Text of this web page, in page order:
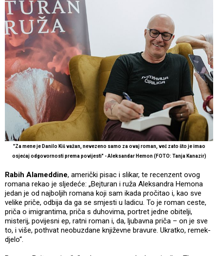
"Za mene je Danilo Kiš važan, nevezeno samo za ovaj roman, već zato što je imao
osjećaj odgovornosti prema povijesti" - Aleksandar Hemon (FOTO: Tanja Kanazir)
Rabih Alameddine, američki pisac i slikar, te recenzent ovog
romana rekao je sljedeće: „Bejturan i ruža Aleksandra Hemona
jedan je od najboljih romana koji sam ikada pročitao i, kao sve
velike priče, odbija da ga se smjesti u ladicu. To je roman ceste,
priča o imigrantima, priča s duhovima, portret jedne obitelji,
misterij, povijesni ep, ratni roman i, da, ljubavna priča – on je sve
to, i više, pothvat neobuzdane književne bravure. Ukratko, remek-
djelo“.